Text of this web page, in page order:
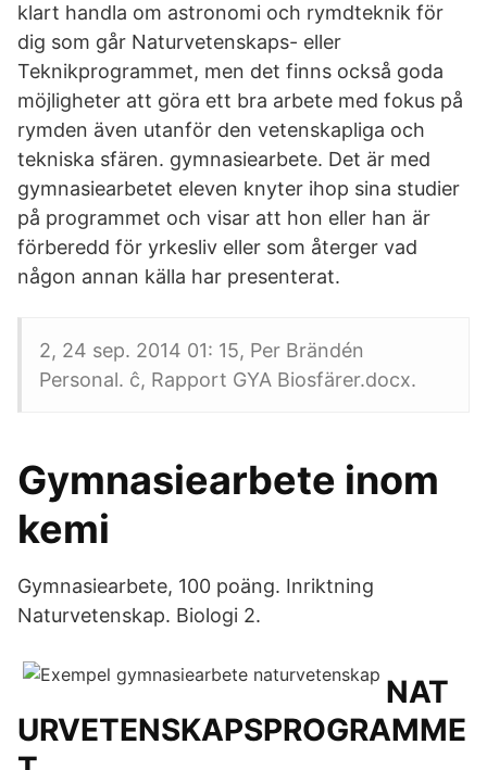
klart handla om astronomi och rymdteknik för
dig som går Naturvetenskaps- eller
Teknikprogrammet, men det finns också goda
möjligheter att göra ett bra arbete med fokus på
rymden även utanför den vetenskapliga och
tekniska sfären. gymnasiearbete. Det är med
gymnasiearbetet eleven knyter ihop sina studier
på programmet och visar att hon eller han är
förberedd för yrkesliv eller som återger vad
någon annan källa har presenterat.
2, 24 sep. 2014 01: 15, Per Brändén
Personal. ĉ, Rapport GYA Biosfärer.docx.
Gymnasiearbete inom
kemi
Gymnasiearbete, 100 poäng. Inriktning
Naturvetenskap. Biologi 2.
NAT
URVETENSKAPSPROGRAMME